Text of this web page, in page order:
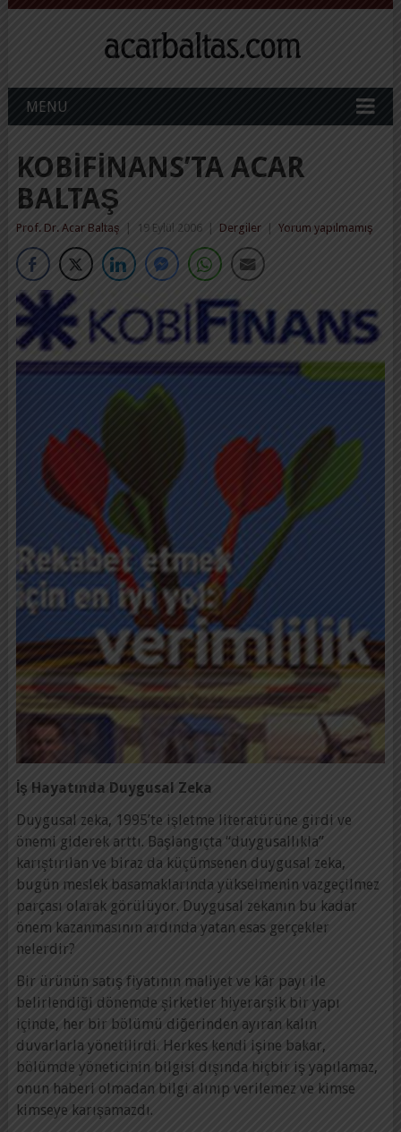
MENU
KOBIFINANS’TA ACAR
BALTAŞ
Prof. Dr. Acar Baltaş 19 Eylül 2006 Dergiler Yorum yapılmamış
İş Hayatında Duygusal Zeka
Duygusal zeka, 1995’te işletme literatürüne girdi ve
önemi giderek arttı. Başlangıçta “duygusallıkla”
karıştırılan ve biraz da küçümsenen duygusal zeka,
bugün meslek basamaklarında yükselmenin vazgeçilmez
parçası olarak görülüyor. Duygusal zekanın bu kadar
önem kazanmasının ardında yatan esas gerçekler
nelerdir?
Bir ürünün satış fiyatının maliyet ve kâr payı ile
belirlendiği dönemde şirketler hiyerarşik bir yapı
içinde, her bir bölümü diğerinden ayıran kalın
duvarlarla yönetilirdi. Herkes kendi işine bakar,
bölümde yöneticinin bilgisi dışında hiçbir iş yapılamaz,
onun haberi olmadan bilgi alınıp verilemez ve kimse
kimseye karışamazdı.